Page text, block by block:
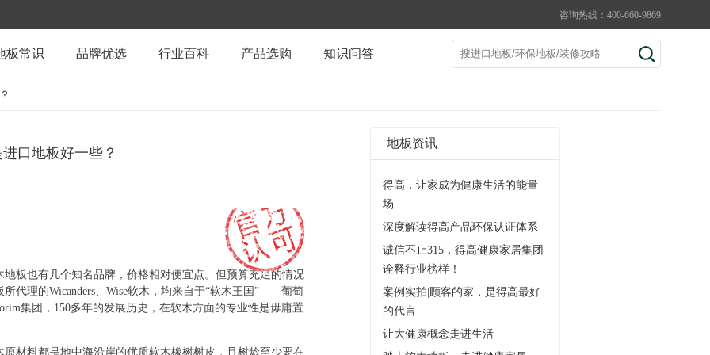
咨询热线：400-660-9869
板常识 品牌优选 行业百科 产品选购 知识问答
口地板好一些？
板也有几个知名品牌，价格相对便宜点。但预算充足的情况
所代理的Wicanders、 Wise软木，均来自于“软木王国”——葡萄
集团， 150多年的发展历史，在软木方面的专业性是毋庸置
材料都是地中海沿岸的优质软木橡树树皮，且树龄至少要在
地板资讯
得高，让家成为健康生活的能量
场
深度解读得高产品环保认证体系
诚信不止315，得高健康家居集团
诠释行业榜样！
案例实拍|顾客的家，是得高最好
的代言
让大健康概念走进生活